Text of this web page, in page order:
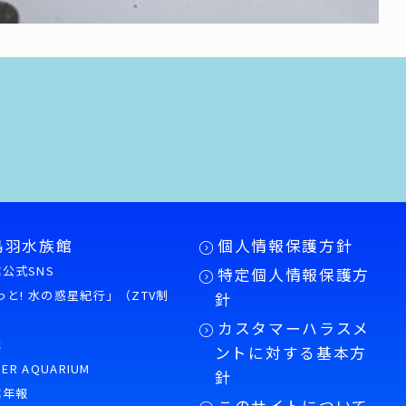
水族館
式SNS
と! 水の惑星紀行」（ZTV制
AQUARIUM
報
個人情報保護方針
特定個人情報保護方
針
カスタマーハラスメ
ントに対する基本方
針